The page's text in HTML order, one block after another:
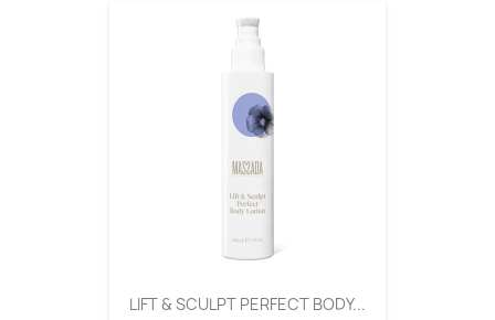
LIFT & SCULPT PERFECT BODY...